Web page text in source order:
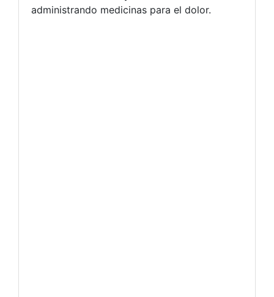
administrando medicinas para el dolor.